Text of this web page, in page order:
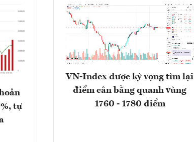
tự
VN-Index được kỳ vọng tìm lại
điểm cân bằng quanh vùng
1760 - 1780 điểm